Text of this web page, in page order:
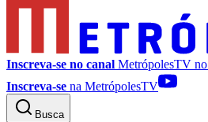
Inscreva-se no canal MetrópolesTV no
Inscreva-se na MetrópolesTV
Busca